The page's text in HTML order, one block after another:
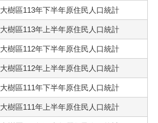
大樹區113年下半年原住民人口統計
大樹區113年上半年原住民人口統計
大樹區112年下半年原住民人口統計
大樹區112年上半年原住民人口統計
大樹區111年下半年原住民人口統計
大樹區111年上半年原住民人口統計